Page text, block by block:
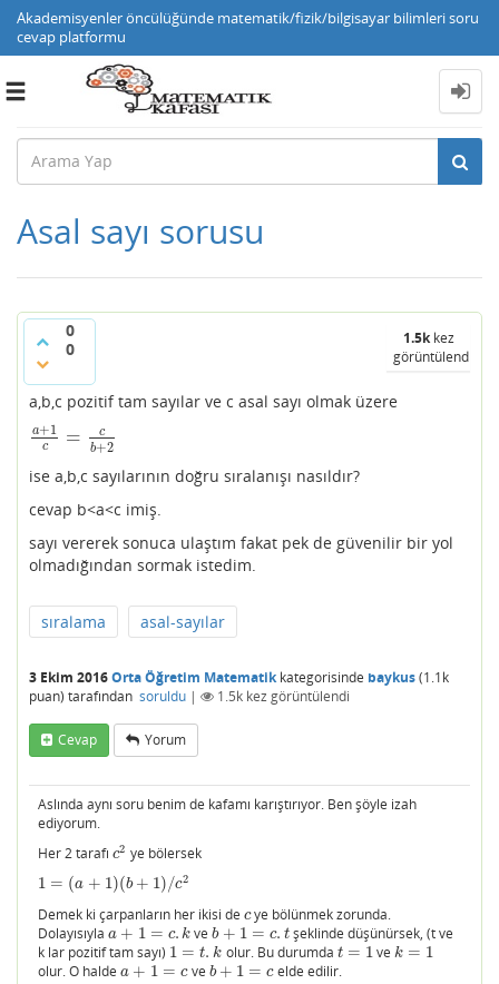
Akademisyenler öncülüğünde matematik/fizik/bilgisayar bilimleri soru
cevap platformu
Toggle
Asal sayı sorusu
0
0
1.5kkez
görüntülendi
a,b,c pozitif tam sayılar ve c asal sayı olmak üzere
a+1
c =
c
b+2
a+1c =c b+2
ise a,b,c sayılarının doğru sıralanışı nasıldır?
cevap b<a<c imiş.
sayı vererek sonuca ulaştım fakat pek de güvenilir bir yol
olmadığından sormak istedim.
sıralama asal-sayılar
3 Ekim 2016Orta Öğretim Matematikkategorisinde baykus(1.1k
puan) tarafından soruldu | 1.5k kez görüntülendi
Cevap Yorum
Aslında aynı soru benim de kafamı karıştırıyor. Ben şöyle izah
ediyorum.
Her 2 tarafı c2
c2 ye bölersek
1 = (a + 1)(b + 1)/c2
1 =(a +1) (b+ 1)/c2
Demek ki çarpanların her ikisi de c
cye bölünmek zorunda.
Dolayısıyla a + 1 = c. k
a+1= c k veb + 1 = c. t
b +1 =c .t
şeklinde düşünürsek, (t ve
k lar pozitif tam sayı) 1 = t. k
1 =t.k olur. Bu durumda t = 1
t=1 ve k = 1
k= 1
olur. O halde a + 1 = c
a+1= c ve b + 1 = c
b+1 =c elde edilir.